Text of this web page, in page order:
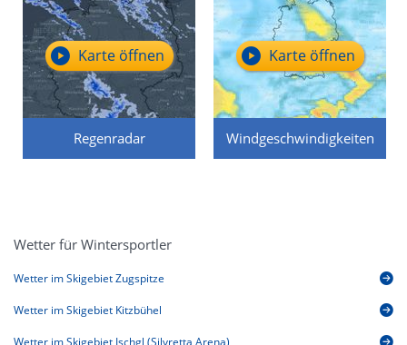
Regenradar
Karte öffnen
Windgeschwindigkeiten
Karte öffnen
Wetter für Wintersportler
Wetter im Skigebiet Zugspitze
Wetter im Skigebiet Kitzbühel
Wetter im Skigebiet Ischgl (Silvretta Arena)